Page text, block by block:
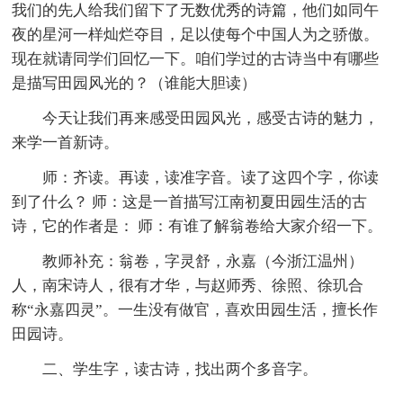
我们的先人给我们留下了无数优秀的诗篇，他们如同午
夜的星河一样灿烂夺目，足以使每个中国人为之骄傲。
现在就请同学们回忆一下。咱们学过的古诗当中有哪些
是描写田园风光的？（谁能大胆读）
今天让我们再来感受田园风光，感受古诗的魅力，
来学一首新诗。
师：齐读。再读，读准字音。读了这四个字，你读
到了什么？ 师：这是一首描写江南初夏田园生活的古
诗，它的作者是： 师：有谁了解翁卷给大家介绍一下。
教师补充：翁卷，字灵舒，永嘉（今浙江温州）
人，南宋诗人，很有才华，与赵师秀、徐照、徐玑合
称“永嘉四灵”。一生没有做官，喜欢田园生活，擅长作
田园诗。
二、学生字，读古诗，找出两个多音字。